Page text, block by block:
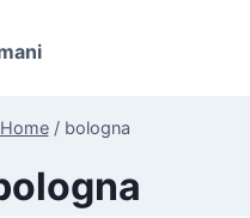
Home / bologna